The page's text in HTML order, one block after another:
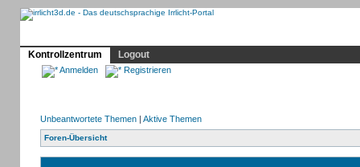
Kontrollzentrum
Logout
Anmelden Registrieren
Unbeantwortete Themen| Aktive Themen
Foren-Übersicht